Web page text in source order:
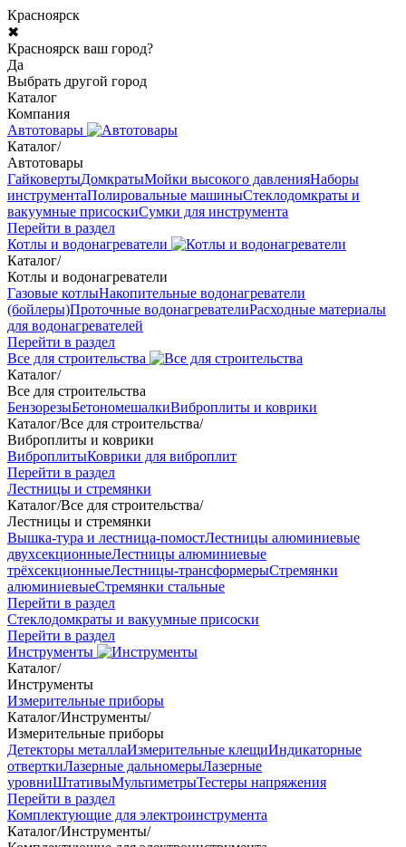
Красноярск
✖
Красноярск ваш город?
Да
Выбрать другой город
Каталог
Компания
Автотовары
Каталог/
Автотовары
ГайковертыДомкратыМойки высокого давленияНаборы
инструментаПолировальные машиныСтеклодомкраты и
вакуумные присоскиСумки для инструмента
Перейти в раздел
Котлы и водонагреватели
Каталог/
Котлы и водонагреватели
Газовые котлыНакопительные водонагреватели
(бойлеры)Проточные водонагревателиРасходные материалы
для водонагревателей
Перейти в раздел
Все для строительства
Каталог/
Все для строительства
БензорезыБетономешалкиВиброплиты и коврики
Каталог/Все для строительства/
Виброплиты и коврики
ВиброплитыКоврики для виброплит
Перейти в раздел
Лестницы и стремянки
Каталог/Все для строительства/
Лестницы и стремянки
Вышка-тура и лестница-помостЛестницы алюминиевые
двухсекционныеЛестницы алюминиевые
трёхсекционныеЛестницы-трансформерыСтремянки
алюминиевыеСтремянки стальные
Перейти в раздел
Стеклодомкраты и вакуумные присоски
Перейти в раздел
Инструменты
Каталог/
Инструменты
Измерительные приборы
Каталог/Инструменты/
Измерительные приборы
Детекторы металлаИзмерительные клещиИндикаторные
отверткиЛазерные дальномерыЛазерные
уровниШтативыМультиметрыТестеры напряжения
Перейти в раздел
Комплектующие для электроинструмента
Каталог/Инструменты/